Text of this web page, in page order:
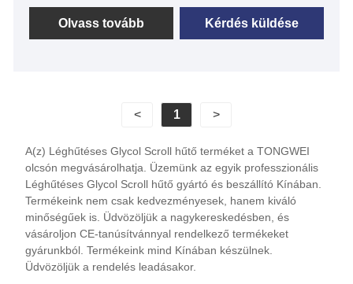
hőmérséklet-tartományban, 1 kW és 1000 kW közötti
hűtőteljesítmény mellett. A glikolhűtőt széles körben
Szigorú minőség-ellenőrzésünk és erős tervezési és
gyártási képességünk van. Bízunk benne, hogy az
beszállítója lehetünk Kínában.
Hűtő modell: TW-20AL
Hűtőteljesítmény: 29,5 KW (25370 kcal/h) @ -5 ℃ /
26,4 KW (22704 kcal/h) @ -10 ℃ / 16,9 KW (14534
kcal/h) @ -20 ℃ / 9,5 KW (8170 kcal) @ -3 kcal ℃
Hűtőközeg: Környezetbarát R404a
Olvass tovább Kérdés küldése
< 1 >
A(z) Léghűtéses Glycol Scroll hűtő terméket a TONGWEI
olcsón megvásárolhatja. Üzemünk az egyik professzionális
Léghűtéses Glycol Scroll hűtő gyártó és beszállító Kínában.
Termékeink nem csak kedvezményesek, hanem kiváló
minőségűek is. Üdvözöljük a nagykereskedésben, és
vásároljon CE-tanúsítvánnyal rendelkező termékeket
gyárunkból. Termékeink mind Kínában készülnek.
Üdvözöljük a rendelés leadásakor.